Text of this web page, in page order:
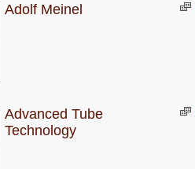
Adolf Meinel
Advanced Tube
Technology